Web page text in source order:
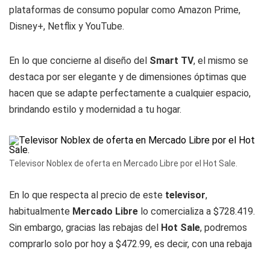
plataformas de consumo popular como Amazon Prime,
Disney+, Netflix y YouTube.
En lo que concierne al diseño del Smart TV, el mismo se
destaca por ser elegante y de dimensiones óptimas que
hacen que se adapte perfectamente a cualquier espacio,
brindando estilo y modernidad a tu hogar.
Televisor Noblex de oferta en Mercado Libre por el Hot Sale.
En lo que respecta al precio de este televisor,
habitualmente Mercado Libre lo comercializa a $728.419.
Sin embargo, gracias las rebajas del Hot Sale, podremos
comprarlo solo por hoy a $472.99, es decir, con una rebaja